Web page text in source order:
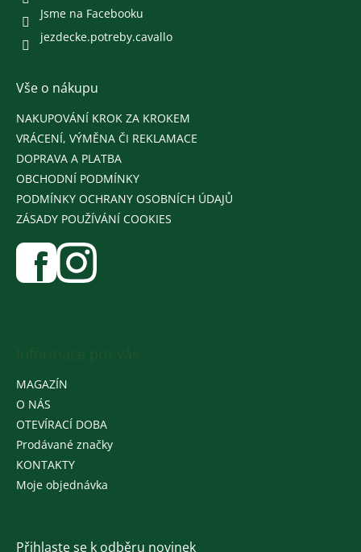
Jsme na Facebooku
jezdecke.potreby.cavallo
Vše o nákupu
NAKUPOVÁNÍ KROK ZA KROKEM
VRÁCENÍ, VÝMĚNA ČI REKLAMACE
DOPRAVA A PLATBA
OBCHODNÍ PODMÍNKY
PODMÍNKY OCHRANY OSOBNÍCH ÚDAJŮ
ZÁSADY POUŽÍVÁNÍ COOKIES
MAGAZÍN
O NÁS
OTEVÍRACÍ DOBA
Prodávané značky
KONTAKTY
Moje objednávka
Přihlaste se k odběru novinek